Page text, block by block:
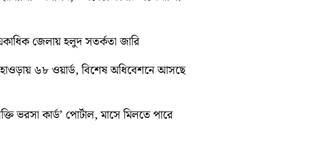
জেলায় হলুদ সতর্কতা জারি
৬৮ ওয়ার্ড, বিশেষ অধিবেশনে আসছে
কার্ড’ পোর্টাল, মাসে মিলতে পারে